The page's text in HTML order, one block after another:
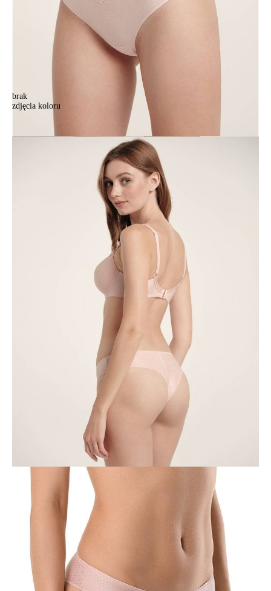
brak
zdjęcia koloru
Majtki "tanga" VOYAGE RP6051, r.102, jasnoróżowy
Majtki "tanga" VOYAGE RP6051, r.102, jasnoróżowy
42,90 zł
DODAJ DO KOSZYKA
POWIADOM MNIE O DOSTĘPNOŚCI
ПОЛУЧИТЬ ПО EMAIL
darmowa od 99 zł
czas dostawy: 1-2 dni robocze
Paczkomaty InPost 24/7,darmowa od 50 zł
czas dostawy: 1-2 dni robocze
Odbiór osobistyw sklepie Conte (Łodz)
pn.- czw. 8:00 - 16:00, pt. 8:00 - 14:00
Opis produktu
Opinie
Pytania
Majtki "tanga" VOYAGE wyróżniają je czyste linie i wyjątkowy
komfort. Wykonane z tkaniny z delikatnym żakardowym wzorem w
kropki i ozdobioną aplikacją z makramy majtki pomogą stworzyć
zarówno prosty, jak i wyrafinowany wygląd.